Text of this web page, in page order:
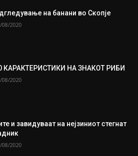
на банани во Скопје
08/2020
КАРАКТЕРИСТИКИ НА ЗНАКОТ РИБИ
08/2020
и завидуваат на нејзиниот стегнат
08/2020